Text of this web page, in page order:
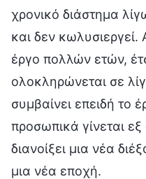
χρονικό διάστημα
και δεν
έργο πολλών ετών,
ολοκληρώνεται σε
συμβαίνει επειδή το
προσωπικά γίνεται
διανοίξει μια νέα
μια νέα εποχή.